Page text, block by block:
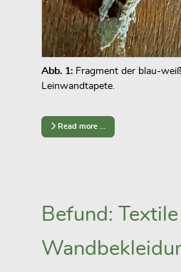
Abb. 1: Fragment der blau-
Leinwandtapete.
Read more …
Befund: Textile